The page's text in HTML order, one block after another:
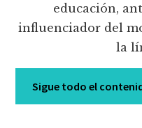
educación,
influenciador del
la
Sigue todo el